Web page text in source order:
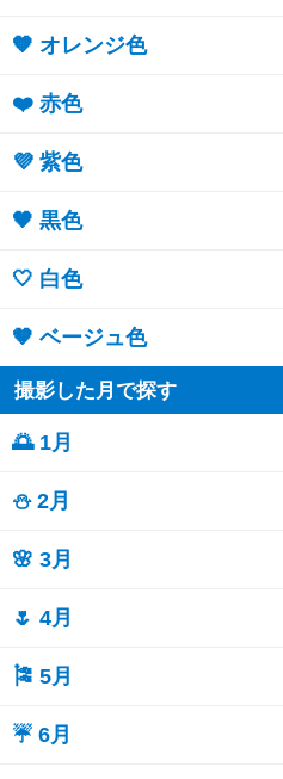
🧡 オレンジ色
❤️ 赤色
💜 紫色
🖤 黒色
🤍 白色
🤎 ベージュ色
撮影した月で探す
🌅 1月
⛄ 2月
🌸 3月
🌷 4月
🎏 5月
☔ 6月